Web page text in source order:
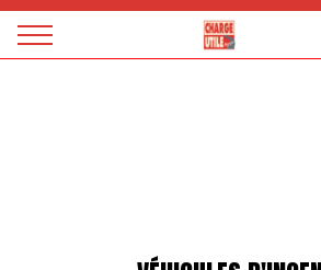
Magazine
Panneau de gestion des cookies